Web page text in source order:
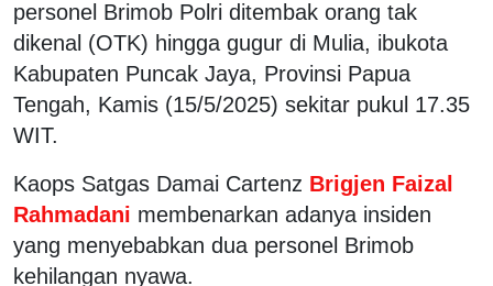
personel Brimob Polri ditembak orang tak
dikenal (OTK) hingga gugur di Mulia, ibukota
Kabupaten Puncak Jaya, Provinsi Papua
Tengah, Kamis (15/5/2025) sekitar pukul 17.35
WIT.
Kaops Satgas Damai Cartenz Brigjen Faizal
Rahmadani membenarkan adanya insiden
yang menyebabkan dua personel Brimob
kehilangan nyawa.